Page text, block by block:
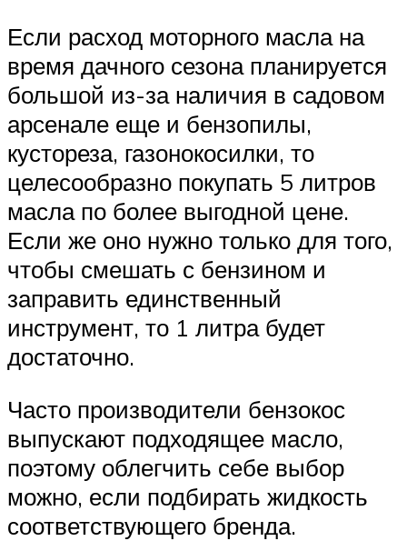
Если расход моторного масла на
время дачного сезона планируется
большой из-за наличия в садовом
арсенале еще и бензопилы,
кустореза, газонокосилки, то
целесообразно покупать 5 литров
масла по более выгодной цене.
Если же оно нужно только для того,
чтобы смешать с бензином и
заправить единственный
инструмент, то 1 литра будет
достаточно.
Часто производители бензокос
выпускают подходящее масло,
поэтому облегчить себе выбор
можно, если подбирать жидкость
соответствующего бренда.